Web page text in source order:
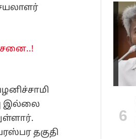
இல்லை
தகுதி